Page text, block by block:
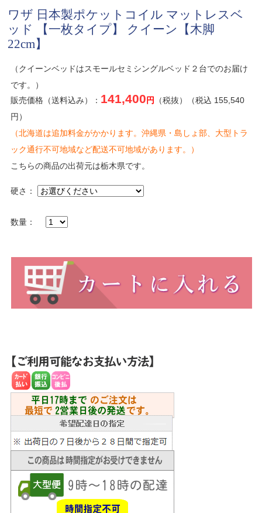
ワザ 日本製ポケットコイル マットレスベ
ッド 【一枚タイプ】 クイーン【木脚
22cm】
（クイーンベッドはスモールセミシングルベッド２台でのお届け
です。）
販売価格（送料込み）： 141,400 円
（税抜）（税込 155,540
円）
（北海道は追加料金がかかります。沖縄県・島しょ部、大型トラ
ック通行不可地域など配送不可地域があります。）
こちらの商品の出荷元は栃木県です。
硬さ：
数量：